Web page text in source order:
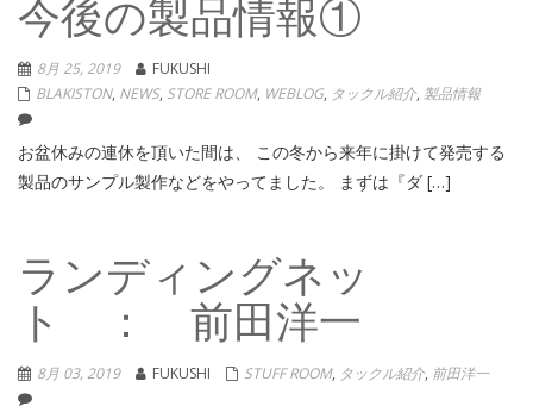
今後の製品情報①
8月 25, 2019
FUKUSHI
BLAKISTON, NEWS, STORE ROOM, WEBLOG, タックル紹介, 製品情報
お盆休みの連休を頂いた間は、 この冬から来年に掛けて発売する
製品のサンプル製作などをやってました。 まずは『ダ […]
ランディングネッ
ト ： 前田洋一
8月 03, 2019 FUKUSHI STUFF ROOM, タックル紹介, 前田洋一